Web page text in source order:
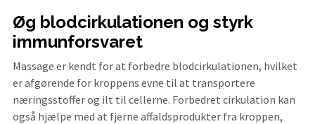
Øg blodcirkulationen og styrk
immunforsvaret
Massage er kendt for at forbedre blodcirkulationen, hvilket
er afgørende for kroppens evne til at transportere
næringsstoffer og ilt til cellerne. Forbedret cirkulation kan
også hjælpe med at fjerne affaldsprodukter fra kroppen,